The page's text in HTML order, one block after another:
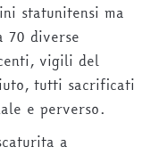
statunitensi ma
70 diverse
vigili del
tutti sacrificati
e perverso.
a